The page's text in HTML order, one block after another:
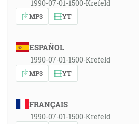
1990-07-01-1500-Krefeld
MP3 YT
ESPAÑOL
1990-07-01-1500-Krefeld
MP3 YT
FRANÇAIS
1990-07-01-1500-Krefeld